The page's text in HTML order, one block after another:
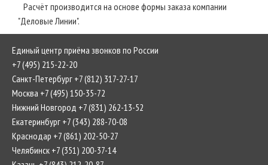
Расчёт производится на основе формы заказа компании
"Деловые Линии".
Единый центр приёма звонков по России
+7 (495) 215-22-20
Санкт-Петербург +7 (812) 317-27-17
Москва +7 (495) 150-35-72
Нижний Новгород +7 (831) 262-13-52
Екатеринбург +7 (343) 288-70-08
Краснодар +7 (861) 202-50-27
Челябинск +7 (351) 200-37-14